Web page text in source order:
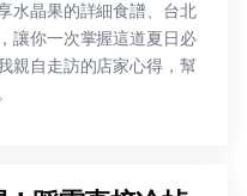
水晶果的詳細食譜、台北
讓你一次掌握這道夏日必
親自走訪的店家心得，幫